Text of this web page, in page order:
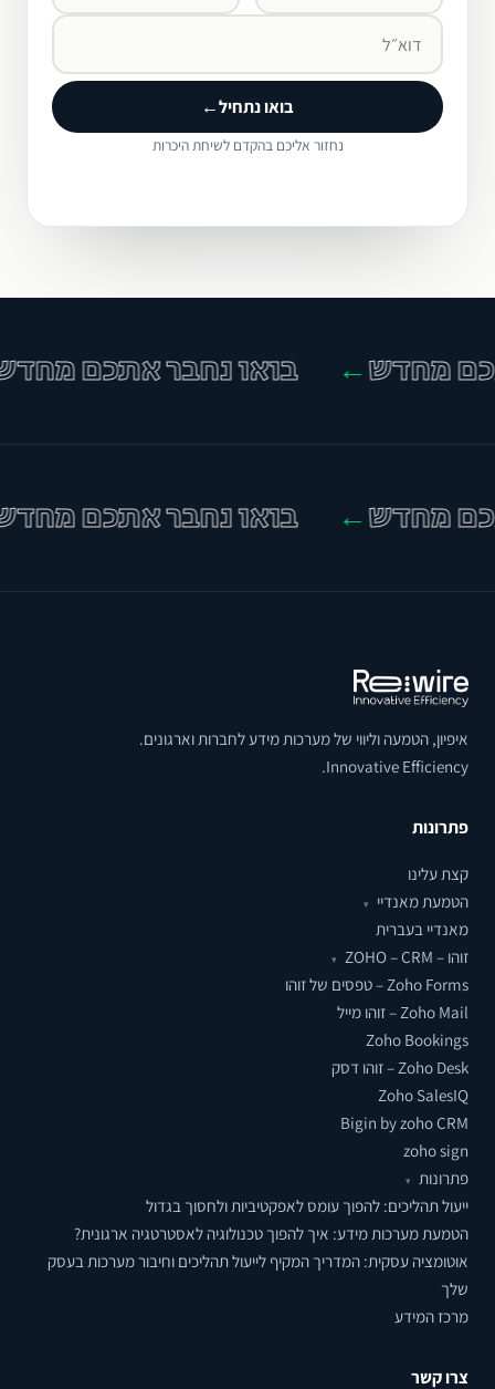
בואו נתחיל←
נחזור אליכם בהקדם לשיחת היכרות
מחדש← בואו נחבר אתכם מחדש
מחדש← בואו נחבר אתכם מחדש
איפיון, הטמעה וליווי של מערכות מידע לחברות וארגונים.
Innovative Efficiency.
פתרונות
קצת עלינו
הטמעת מאנדיי
▾
מאנדיי בעברית
זוהו – ZOHO – CRM
▾
Zoho Forms – טפסים של זוהו
Zoho Mail – זוהו מייל
Zoho Bookings
Zoho Desk – זוהו דסק
Zoho SalesIQ
Bigin by zoho CRM
zoho sign
פתרונות
▾
ייעול תהליכים: להפוך עומס לאפקטיביות ולחסוך בגדול
הטמעת מערכות מידע: איך להפוך טכנולוגיה לאסטרטגיה ארגונית?
אוטומציה עסקית: המדריך המקיף לייעול תהליכים וחיבור מערכות בעסק
שלך
מרכז המידע
צרו קשר